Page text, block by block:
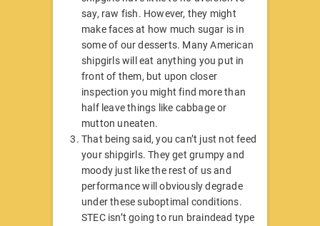
say, raw fish. However, they might
make faces at how much sugar is in
some of our desserts. Many American
shipgirls will eat anything you put in
front of them, but upon closer
inspection you might find more than
half leave things like cabbage or
mutton uneaten.
That being said, you can’t just not feed
your shipgirls. They get grumpy and
moody just like the rest of us and
performance will obviously degrade
under these suboptimal conditions.
STEC isn’t going to run braindead type